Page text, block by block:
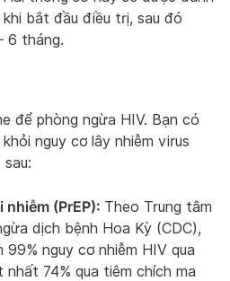
bắt đầu điều trị, sau đó
6 tháng.
để phòng ngừa HIV. Bạn có
nguy cơ lây nhiễm virus
(PrEP): Theo Trung tâm
dịch bệnh Hoa Kỳ (CDC),
99% nguy cơ nhiễm HIV qua
74% qua tiêm chích ma